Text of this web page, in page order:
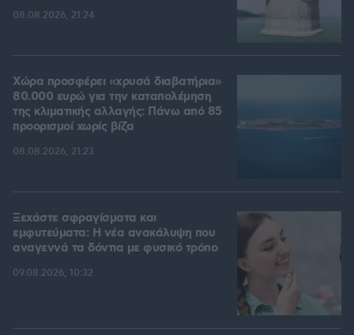
08.08.2026, 21:24
Χώρα προσφέρει «χρυσά διαβατήρια»
80.000 ευρώ για την καταπολέμηση
της κλιματικής αλλαγής: Πάνω από 85
προορισμοί χωρίς βίζα
08.08.2026, 21:23
Ξεχάστε σφραγίσματα και
εμφυτεύματα: Η νέα ανακάλυψη που
αναγεννά τα δόντια με φυσικό τρόπο
09.08.2026, 10:32